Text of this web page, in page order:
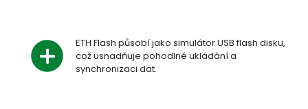
ETH Flash působí jako simulátor USB flash disku,
což usnadňuje pohodlné ukládání a
synchronizaci dat.